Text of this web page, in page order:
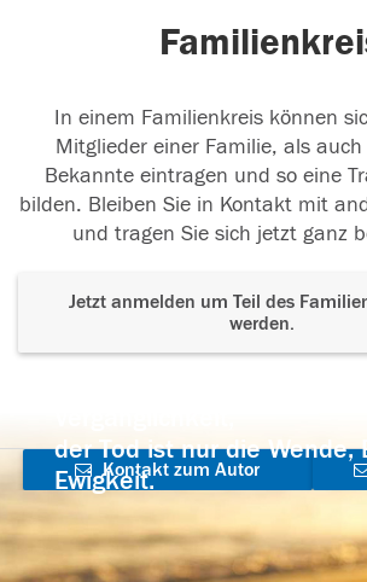
In einem Familienkreis können
Mitglieder einer Familie, als
Bekannte eintragen und so eine
bilden. Bleiben Sie in Kontakt mit
und tragen Sie sich jetzt ganz
Jetzt anmelden um Teil des
werden.
der Tod ist nur die Wende,
Ewigkeit.
Kontakt zum Autor
aufnehmen